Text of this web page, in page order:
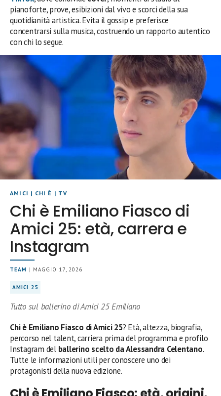
pianoforte, prove, esibizioni dal vivo e scorci della sua
quotidianità artistica. Evita il gossip e preferisce
concentrarsi sulla musica, costruendo un rapporto autentico
con chi lo segue.
AMICI | CHI È | TV
Chi è Emiliano Fiasco di
Amici 25: età, carrera e
Instagram
TEAM | MAGGIO 17, 2026
AMICI 25
Tutto sul ballerino di Amici 25 Emiliano
Chi è Emiliano Fiasco di Amici 25? Età, altezza, biografia,
percorso nel talent, carriera prima del programma e profilo
Instagram del ballerino scelto da Alessandra Celentano.
Tutte le informazioni utili per conoscere uno dei
protagonisti della nuova edizione.